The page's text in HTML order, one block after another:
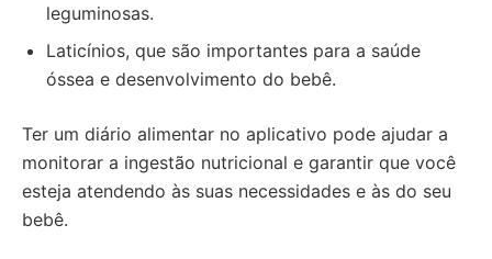
leguminosas.
Laticínios, que são importantes para a saúde
óssea e desenvolvimento do bebê.
Ter um diário alimentar no aplicativo pode ajudar a
monitorar a ingestão nutricional e garantir que você
esteja atendendo às suas necessidades e às do seu
bebê.